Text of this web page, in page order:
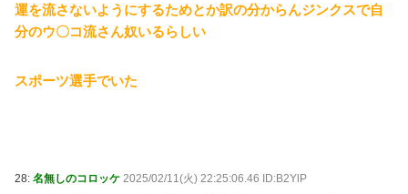
運を流さないようにするためとか訳の分からんジンクスで自
分のウ〇コ流さん奴いるらしい
スポーツ選手でいた
28: 名無しのコロッケ 2025/02/11(火) 22:25:06.46 ID:B2YlP